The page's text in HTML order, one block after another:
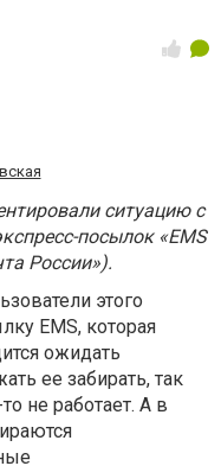
ситуацию с
посылок «EMS
России»).
этого
EMS, которая
ожидать
ее забирать, так
не работает. А в